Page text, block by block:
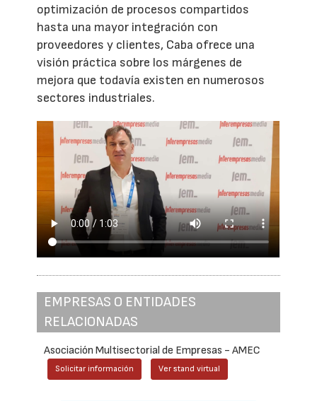
optimización de procesos compartidos
hasta una mayor integración con
proveedores y clientes, Caba ofrece una
visión práctica sobre los márgenes de
mejora que todavía existen en numerosos
sectores industriales.
EMPRESAS O ENTIDADES
RELACIONADAS
Asociación Multisectorial de Empresas - AMEC
Solicitar información Ver stand virtual